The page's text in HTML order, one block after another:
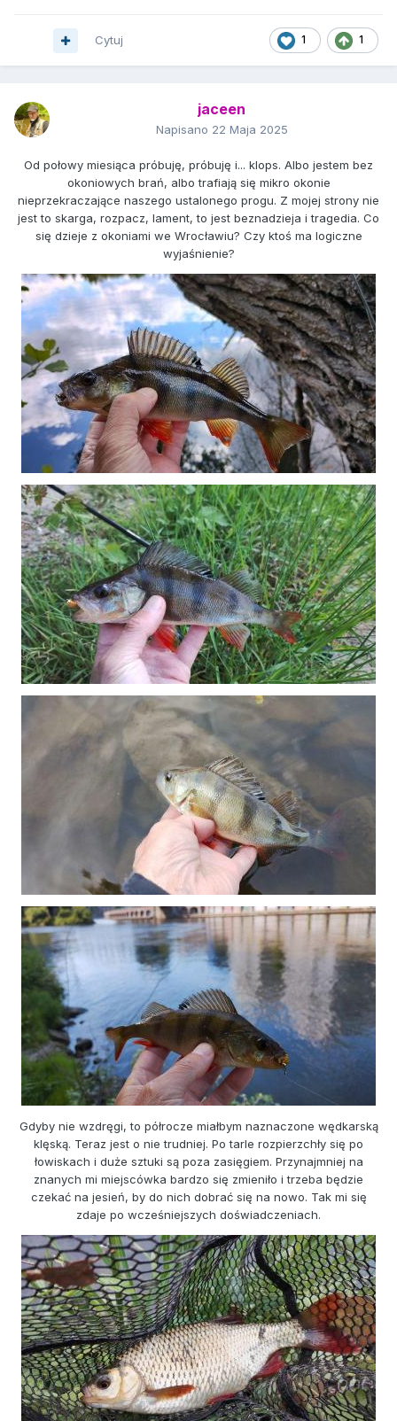
1 1
Cytuj
jaceen
Napisano 22 Maja 2025
Od połowy miesiąca próbuję, próbuję i... klops. Albo jestem bez
okoniowych brań, albo trafiają się mikro okonie
nieprzekraczające naszego ustalonego progu. Z mojej strony nie
jest to skarga, rozpacz, lament, to jest beznadzieja i tragedia. Co
się dzieje z okoniami we Wrocławiu? Czy ktoś ma logiczne
wyjaśnienie?
Gdyby nie wzdręgi, to półrocze miałbym naznaczone wędkarską
klęską. Teraz jest o nie trudniej. Po tarle rozpierzchły się po
łowiskach i duże sztuki są poza zasięgiem. Przynajmniej na
znanych mi miejscówka bardzo się zmieniło i trzeba będzie
czekać na jesień, by do nich dobrać się na nowo. Tak mi się
zdaje po wcześniejszych doświadczeniach.